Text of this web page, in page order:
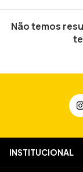
Não temos
INSTITUCIONAL